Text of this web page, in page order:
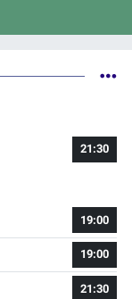
21:30
19:00
19:00
21:30